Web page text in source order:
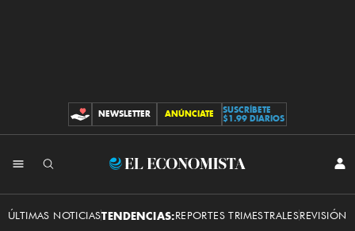
CONTRIBUCIONES
NEWSLETTER ANÚNCIATE
SUSCRÍBETE
$1.99 DIARIOS
El
ÚLTIMAS NOTICIASTENDENCIAS:REPORTES TRIMESTRALESREVISIÓN